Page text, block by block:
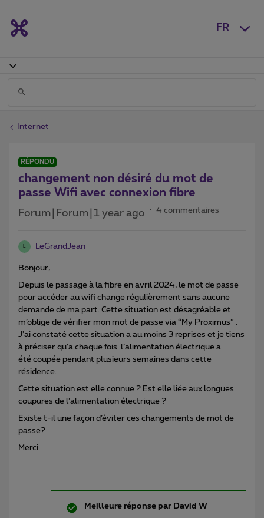
FR
Internet
RÉPONDU
changement non désiré du mot de
passe Wifi avec connexion fibre
Forum|Forum|1 year ago 4 commentaires
L LeGrandJean
Bonjour,
Depuis le passage à la fibre en avril 2024, le mot de passe
pour accéder au wifi change régulièrement sans aucune
demande de ma part. Cette situation est désagréable et
m’oblige de vérifier mon mot de passe via “My Proximus” .
J’ai constaté cette situation a au moins 3 reprises et je tiens
à préciser qu’a chaque fois l’alimentation électrique a
été coupée pendant plusieurs semaines dans cette
résidence.
Cette situation est elle connue ? Est elle liée aux longues
coupures de l’alimentation électrique ?
Existe t-il une façon d’éviter ces changements de mot de
passe?
Merci
Meilleure réponse par David W